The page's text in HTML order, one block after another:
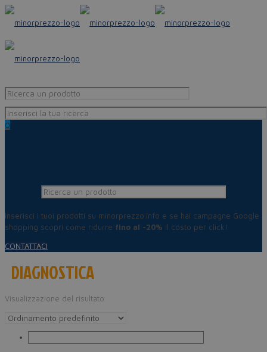
0
Inserisci i tuoi prodotti su minorprezzo.info e se hai campagne Google
shopping scopri come ridurre fino al -20% il costo per click!
CONTATTACI
DIAGNOSTICA
Visualizzazione del risultato